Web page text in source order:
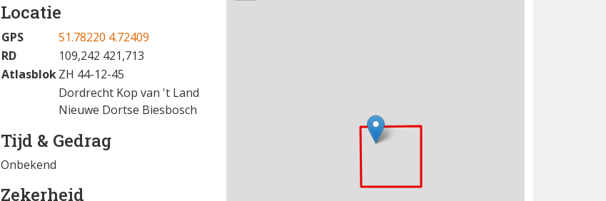
Locatie
GPS
51.78220 4.72409
RD
109,242 421,713
AtlasblokZH 44-12-45
Dordrecht Kop van 't Land
Nieuwe Dortse Biesbosch
Tijd & Gedrag
Onbekend
Zekerheid